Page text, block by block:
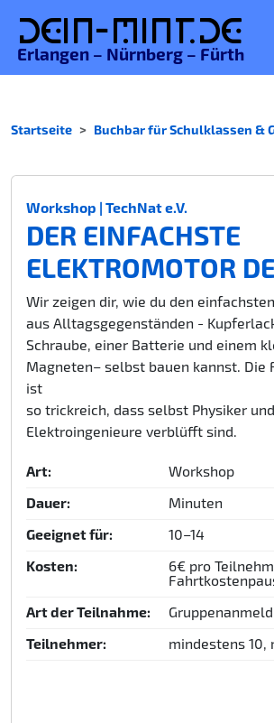
Dein-MINT.de
Erlangen – Nürnberg – Fürth
Startseite Buchbar für Schulklassen &
Workshop | TechNat e.V.
DER EINFACHSTE
ELEKTROMOTOR
Wir zeigen dir, wie du den
aus Alltagsgegenständen -
Schraube, einer Batterie und einem
Magneten– selbst bauen kannst. Die
ist
so trickreich, dass selbst Physiker und
Elektroingenieure verblüfft sind.
Art:
Workshop
Dauer:
Minuten
Geeignet für:
10–14
Kosten:
6€ pro
Art der Teilnahme:
Teilnehmer:
mindestens 10,